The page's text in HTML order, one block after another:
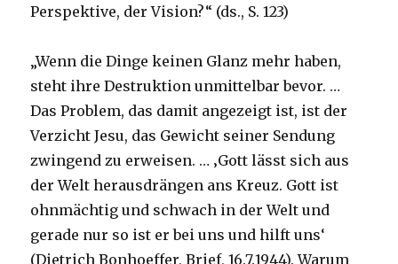
Perspektive, der Vision?“ (ds., S. 123)
„Wenn die Dinge keinen Glanz mehr haben,
steht ihre Destruktion unmittelbar bevor. …
Das Problem, das damit angezeigt ist, ist der
Verzicht Jesu, das Gewicht seiner Sendung
zwingend zu erweisen. … ‚Gott lässt sich aus
der Welt herausdrängen ans Kreuz. Gott ist
ohnmächtig und schwach in der Welt und
gerade nur so ist er bei uns und hilft uns‘
(Dietrich Bonhoeffer, Brief, 16.7.1944). Warum